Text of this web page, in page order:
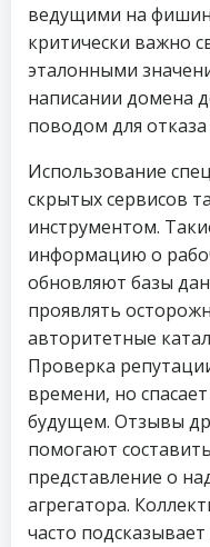
ведущими на
критически важно
эталонными
написании домена
поводом для
Использование
скрытых сервисов
инструментом.
информацию о
обновляют базы
проявлять
авторитетные
Проверка
времени, но
будущем. Отзывы
помогают
представление о
агрегатора.
часто